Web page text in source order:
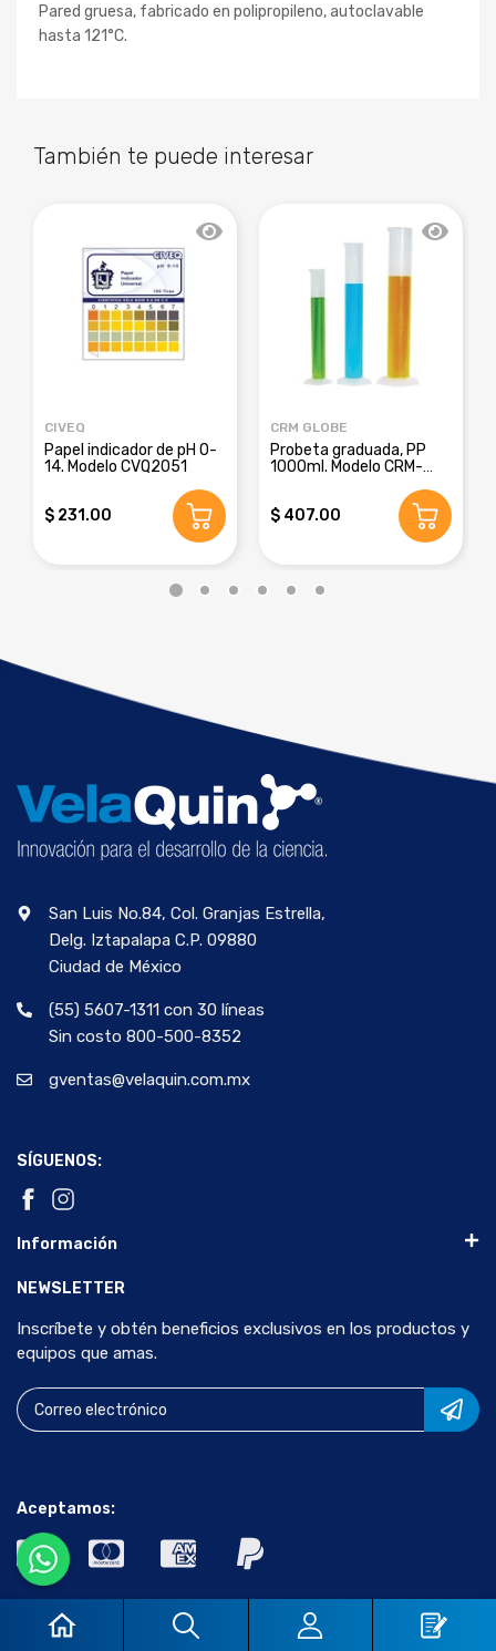
Pared gruesa, fabricado en polipropileno, autoclavable
hasta 121°C.
También te puede interesar
CIVEQ
Papel indicador de pH 0-
14. Modelo CVQ2051
$ 231.00
CRM GLOBE
Probeta graduada, PP
1000ml. Modelo CRM-
$ 407.00
San Luis No.84, Col. Granjas Estrella,
Delg. Iztapalapa C.P. 09880
Ciudad de México
(55) 5607-1311 con 30 líneas
Sin costo 800-500-8352
gventas@velaquin.com.mx
SÍGUENOS:
Información
NEWSLETTER
Inscríbete y obtén beneficios exclusivos en los productos y
equipos que amas.
Aceptamos:
© 2024 Científica Vela Quin S de R.L de C.V